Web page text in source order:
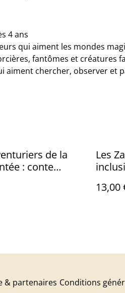
4 ans
qui aiment les mondes
fantômes et créatures
aiment chercher, observer et
de la
: conte
Les
13,00
& partenaires Conditions